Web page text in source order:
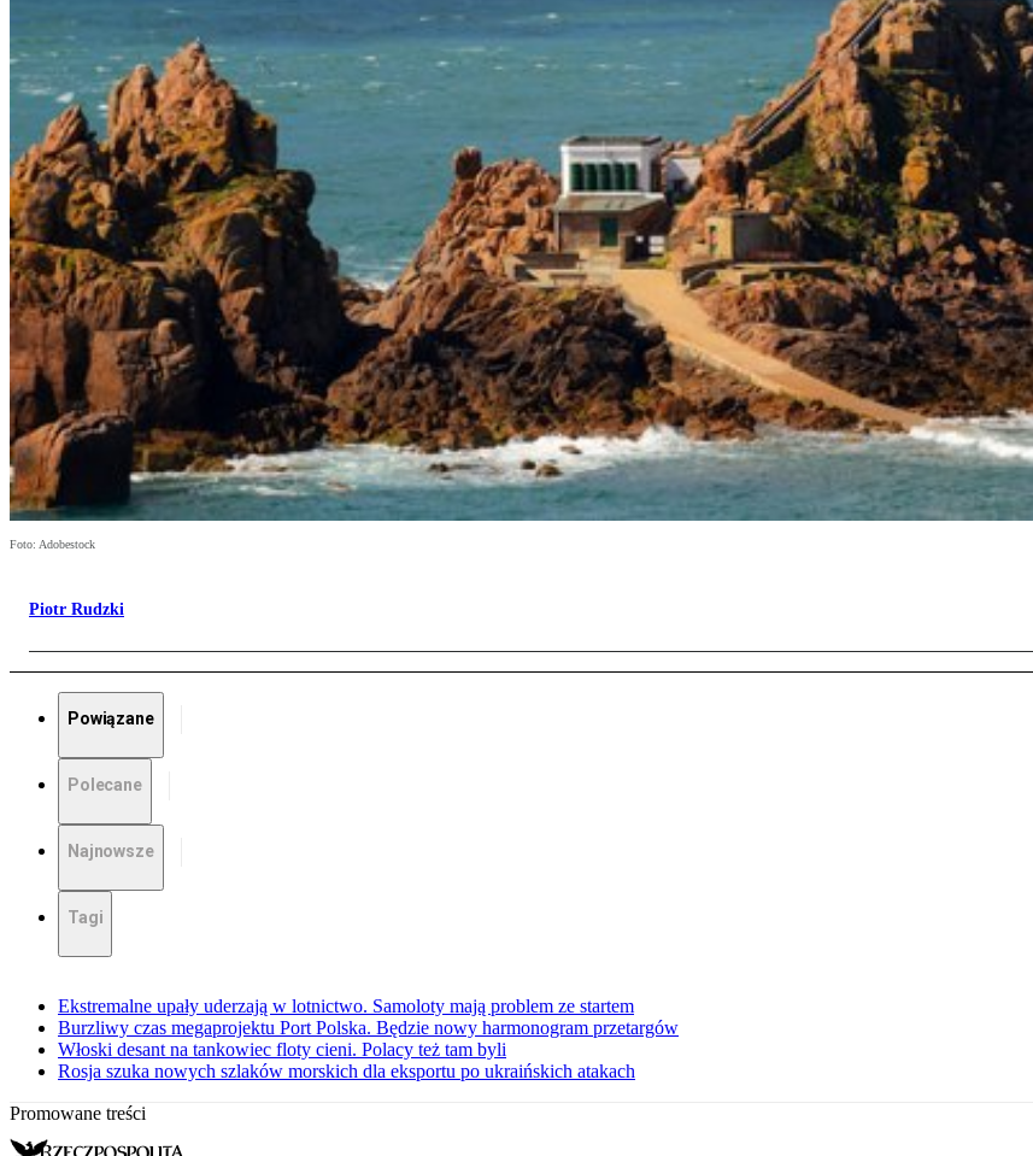
Foto: Adobestock
Piotr Rudzki
Powiązane
Polecane
Najnowsze
Tagi
Ekstremalne upały uderzają w lotnictwo. Samoloty mają problem ze startem
Burzliwy czas megaprojektu Port Polska. Będzie nowy harmonogram przetargów
Włoski desant na tankowiec floty cieni. Polacy też tam byli
Rosja szuka nowych szlaków morskich dla eksportu po ukraińskich atakach
Promowane treści